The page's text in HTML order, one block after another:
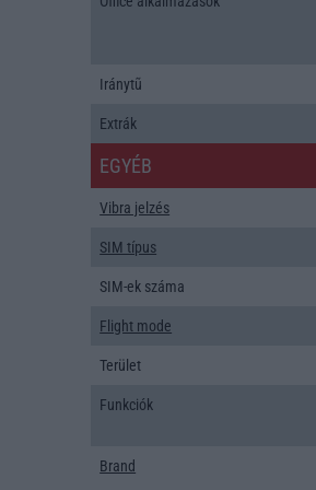
Iránytũ
Extrák
EGYÉB
Vibra jelzés
SIM típus
SIM-ek száma
Flight mode
Terület
Funkciók
Brand